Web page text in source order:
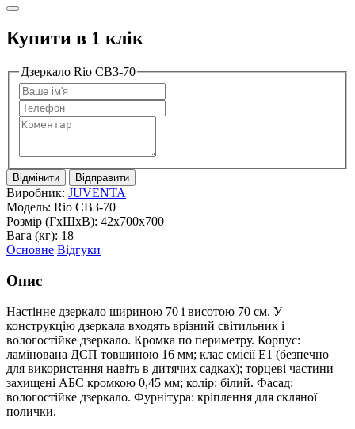
Купити в 1 клік
Дзеркало Rio СВ3-70
Відмінити Відправити
Виробник: JUVENTA
Модель: Rio СВ3-70
Розмір (ГxШxВ): 42x700x700
Вага (кг): 18
Основне Відгуки
Опис
Настінне дзеркало шириною 70 і висотою 70 см. У
конструкцію дзеркала входять врізний світильник і
вологостійке дзеркало. Кромка по периметру. Корпус:
ламінована ДСП товщиною 16 мм; клас емісії Е1 (безпечно
для використання навіть в дитячих садках); торцеві частини
захищені АБС кромкою 0,45 мм; колір: білий. Фасад:
вологостійке дзеркало. Фурнітура: кріплення для скляної
полички.